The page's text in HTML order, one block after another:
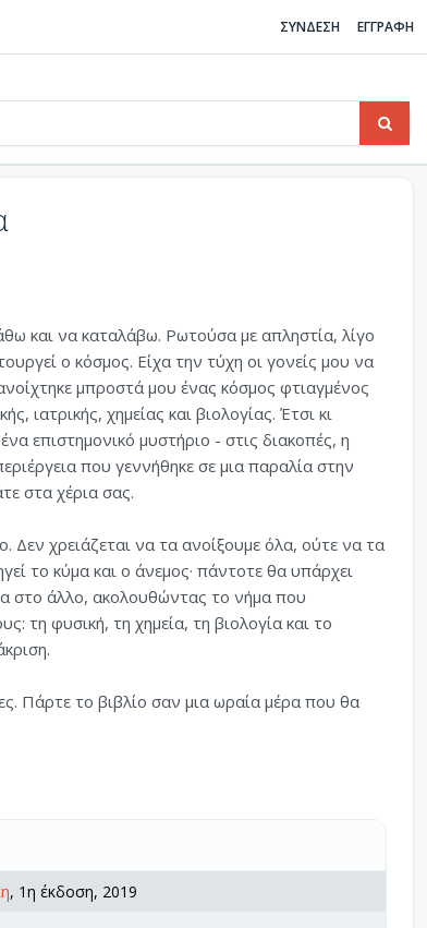
ΣΥΝΔΕΣΗ ΕΓΓΡΑΦΗ
και να καταλάβω. Ρωτούσα με απληστία, λίγο
ο κόσμος. Είχα την τύχη οι γονείς μου να
μπροστά μου ένας κόσμος φτιαγμένος
ιατρικής, χημείας και βιολογίας. Έτσι κι
επιστημονικό μυστήριο - στις διακοπές, η
που γεννήθηκε σε μια παραλία στην
στα χέρια σας.
χρειάζεται να τα ανοίξουμε όλα, ούτε να τα
το κύμα και ο άνεμος· πάντοτε θα υπάρχει
στο άλλο, ακολουθώντας το νήμα που
τη φυσική, τη χημεία, τη βιολογία και το
Πάρτε το βιβλίο σαν μια ωραία μέρα που θα
, 1η έκδοση, 2019